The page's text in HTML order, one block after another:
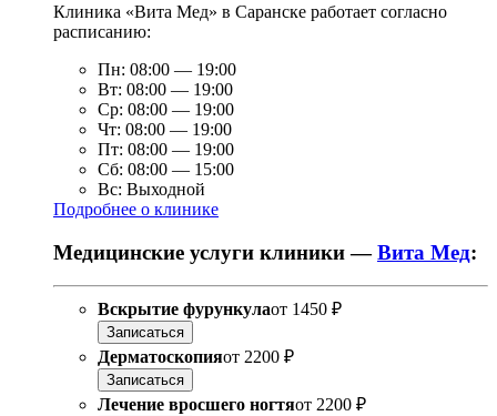
Клиника «Вита Мед» в Саранске работает согласно
расписанию:
Пн: 08:00 — 19:00
Вт: 08:00 — 19:00
Ср: 08:00 — 19:00
Чт: 08:00 — 19:00
Пт: 08:00 — 19:00
Сб: 08:00 — 15:00
Вс: Выходной
Подробнее о клинике
Медицинские услуги клиники —Вита Мед:
Вскрытие фурункулаот 1450 ₽
Записаться
Дерматоскопияот 2200 ₽
Записаться
Лечение вросшего ногтяот 2200 ₽